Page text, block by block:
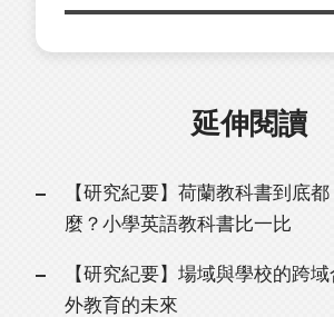
延伸閱讀
【研究紀要】荷蘭教科書到底
麼？小學英語教科書比一比
【研究紀要】場域與學校的跨
外教育的未來